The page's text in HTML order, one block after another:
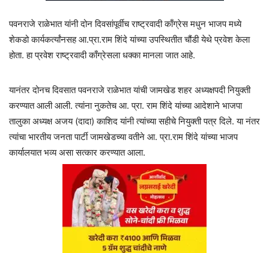
पवनराजे राळेभात यांनी दोन दिवसांपूर्वीच राष्ट्रवादी काँग्रेस मधुन भाजप मध्ये
शेकडो कार्यकर्त्यांनसह आ.प्रा.राम शिंदे यांच्या उपस्थितीत चौंडी येथे प्रवेश केला
होता. हा प्रवेश राष्ट्रवादी काँग्रेसला धक्का मानला जात आहे.
यानंतर दोनच दिवसात पवनराजे राळेभात यांची जामखेड शहर अध्यक्षपदी नियुक्ती
करण्यात आली आली. त्यांना नुकतेच आ. प्रा. राम शिंदे यांच्या आदेशाने भाजपा
तालुका अध्यक्ष अजय (दादा) काशिद यांनी त्यांच्या सहीचे नियुक्ती पत्र दिले. या नंतर
त्यांचा भारतीय जनता पार्टी जामखेडच्या वतीने आ. प्रा.राम शिंदे यांच्या भाजप
कार्यालयात भव्य असा सत्कार करण्यात आला.